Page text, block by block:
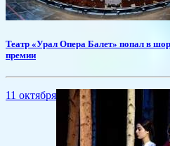
​Театр «Урал Опера Балет» попал в
премии
11 октября